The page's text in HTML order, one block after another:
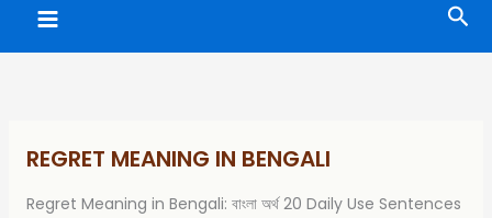
REGRET MEANING IN BENGALI
Regret Meaning in Bengali: বাংলা অর্থ 20 Daily Use Sentences